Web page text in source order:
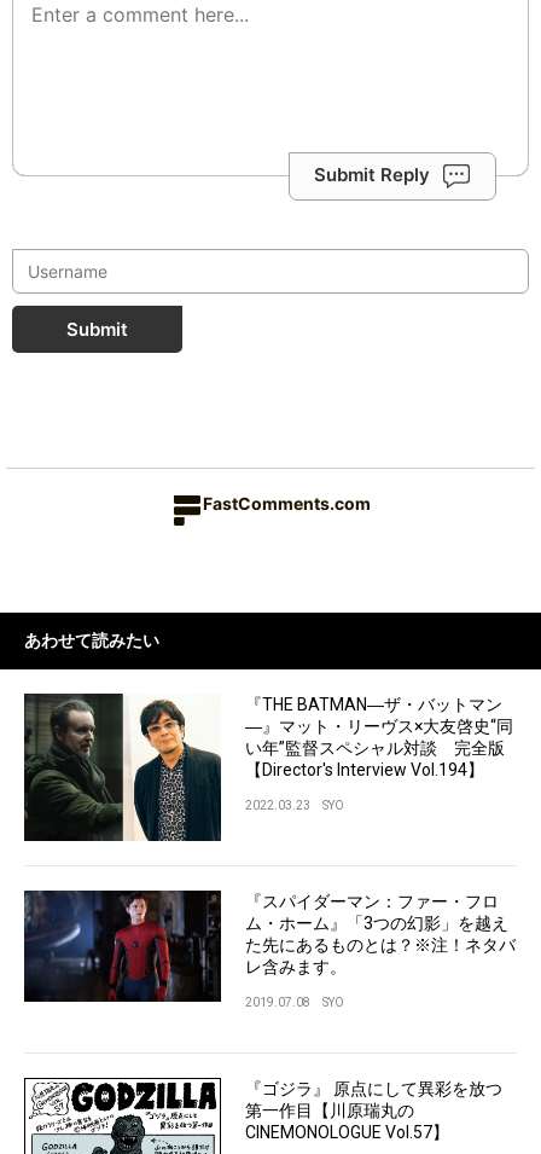
Submit Reply
Submit
FastComments.com
あわせて読みたい
『THE BATMAN―ザ・バットマン
―』マット・リーヴス×大友啓史“同
い年”監督スペシャル対談 完全版
【Director's Interview Vol.194】
2022.03.23 SYO
『スパイダーマン：ファー・フロ
ム・ホーム』「3つの幻影」を越え
た先にあるものとは？※注！ネタバ
レ含みます。
2019.07.08 SYO
『ゴジラ』 原点にして異彩を放つ
第一作目【川原瑞丸の
CINEMONOLOGUE Vol.57】